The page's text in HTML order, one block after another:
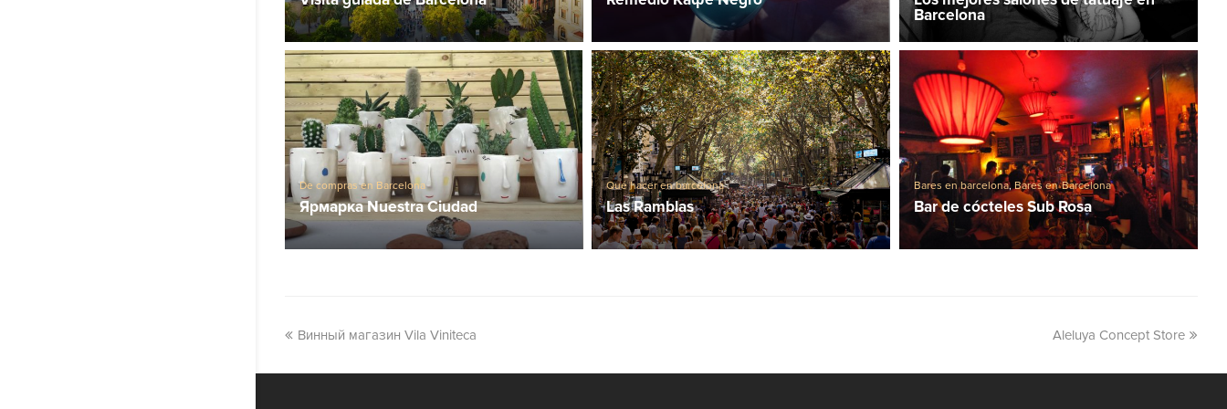
Barcelona
Qué hacer en barcelona
Las Ramblas
De compras en Barcelona
Ярмарка Nuestra Ciudad
Bares en barcelona,Bares en Barcelona
Bar de cócteles Sub Rosa
Винный магазин Vila Viniteca Aleluya Concept Store